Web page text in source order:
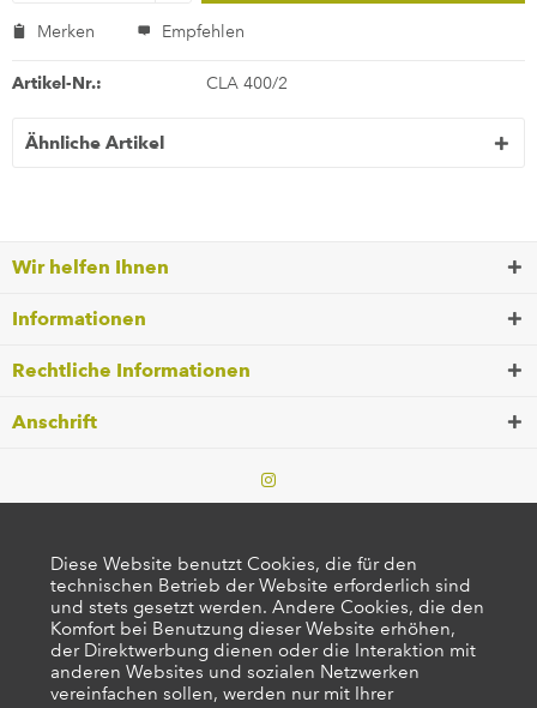
Merken Empfehlen
Artikel-Nr.: CLA 400/2
Ähnliche Artikel
Wir helfen Ihnen
Informationen
Rechtliche Informationen
Anschrift
Diese Website benutzt Cookies, die für den
technischen Betrieb der Website erforderlich sind
und stets gesetzt werden. Andere Cookies, die den
Komfort bei Benutzung dieser Website erhöhen,
der Direktwerbung dienen oder die Interaktion mit
anderen Websites und sozialen Netzwerken
vereinfachen sollen, werden nur mit Ihrer